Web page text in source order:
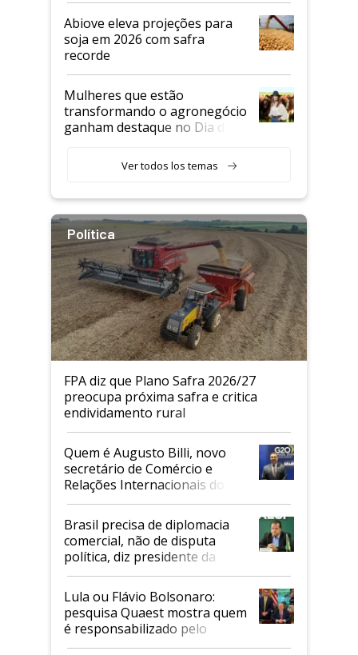
Abiove eleva projeções para
soja em 2026 com safra
recorde
Mulheres que estão
transformando o agronegócio
ganham destaque no Dia do
Ver todos los temas
Política
FPA diz que Plano Safra 2026/27
preocupa próxima safra e critica
endividamento rural
Quem é Augusto Billi, novo
secretário de Comércio e
Relações Internacionais do
Mapa
Brasil precisa de diplomacia
comercial, não de disputa
política, diz presidente da
Faesp
Lula ou Flávio Bolsonaro:
pesquisa Quaest mostra quem
é responsabilizado pelo
tarifaço dos EUA